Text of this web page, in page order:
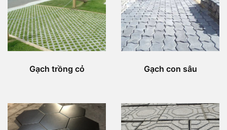
Gạch trồng cỏ Gạch con sâu